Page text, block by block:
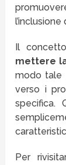
Il
mettere
modo tale
verso i
specifica.
Per